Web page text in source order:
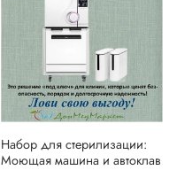
Набор для стерилизации:
Моющая машина и автоклав